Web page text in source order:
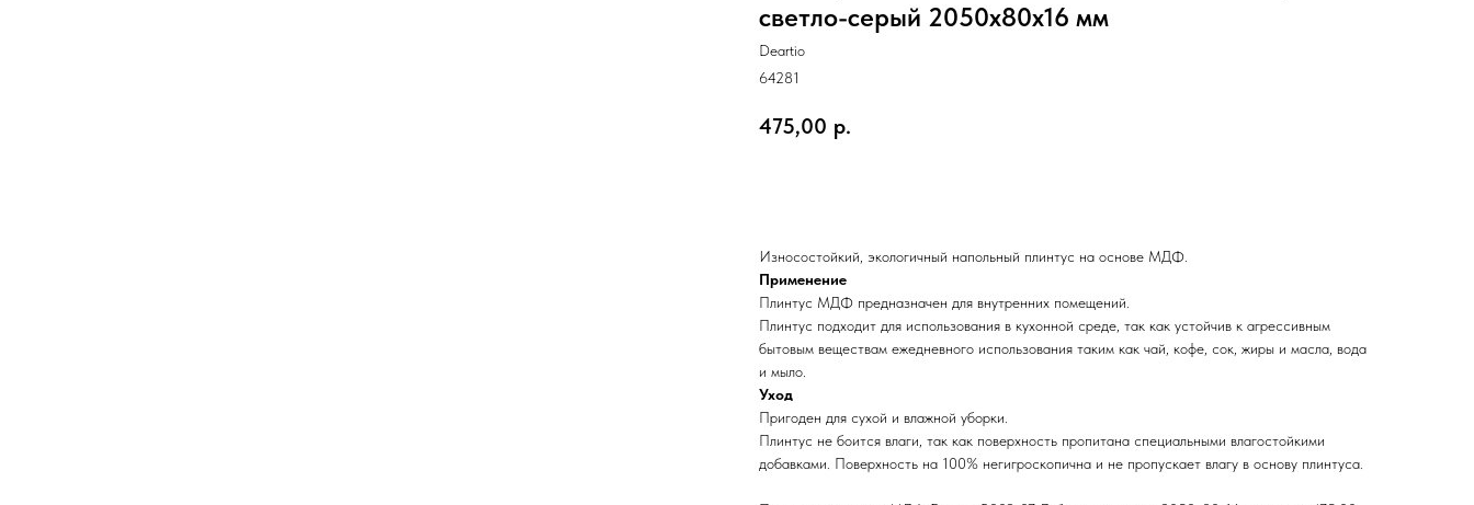
светло-серый 2050х80х16 мм
Deartio
64281
475,00 р.
Износостойкий, экологичный напольный плинтус на основе МДФ.
Применение
Плинтус МДФ предназначен для внутренних помещений.
Плинтус подходит для использования в кухонной среде, так как устойчив к агрессивным
бытовым веществам ежедневного использования таким как чай, кофе, сок, жиры и масла, вода
и мыло.
Уход
Пригоден для сухой и влажной уборки.
Плинтус не боится влаги, так как поверхность пропитана специальными влагостойкими
добавками. Поверхность на 100% негигроскопична и не пропускает влагу в основу плинтуса.